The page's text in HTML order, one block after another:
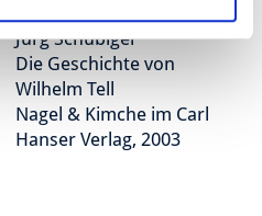
Jürg Schubiger
Die Geschichte von
Wilhelm Tell
Nagel & Kimche im Carl
Hanser Verlag, 2003